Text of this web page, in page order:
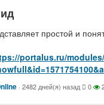
простой и
portalus.ru/
· 2482 дней(я) назад 0